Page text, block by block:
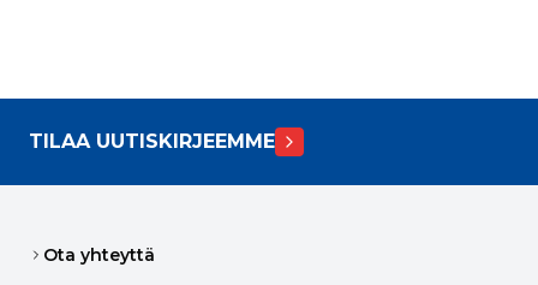
TILAA UUTISKIRJEEMME
Ota yhteyttä